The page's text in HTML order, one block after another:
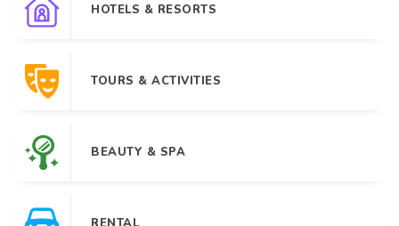
HOTELS & RESORTS
TOURS & ACTIVITIES
BEAUTY & SPA